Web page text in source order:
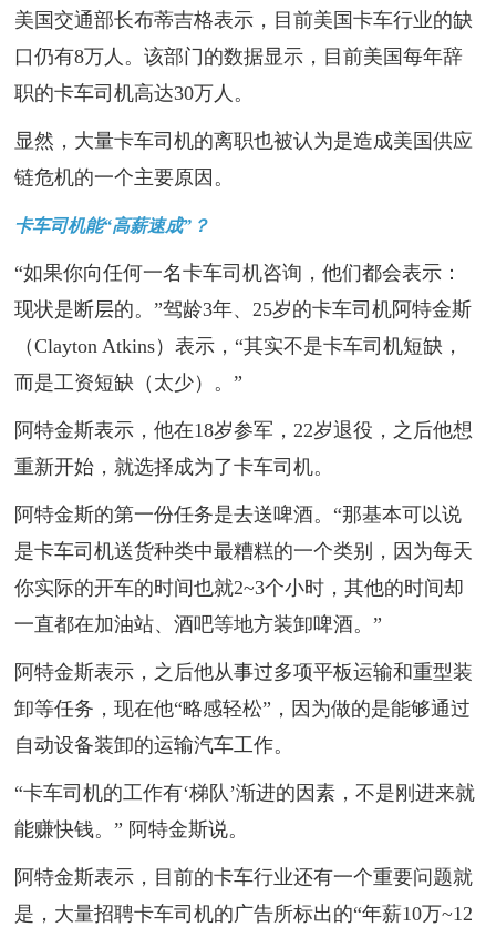
美国交通部长布蒂吉格表示，目前美国卡车行业的缺
口仍有8万人。该部门的数据显示，目前美国每年辞
职的卡车司机高达30万人。
显然，大量卡车司机的离职也被认为是造成美国供应
链危机的一个主要原因。
卡车司机能“高薪速成”？
“如果你向任何一名卡车司机咨询，他们都会表示：
现状是断层的。”驾龄3年、25岁的卡车司机阿特金斯
（Clayton Atkins）表示，“其实不是卡车司机短缺，
而是工资短缺（太少）。”
阿特金斯表示，他在18岁参军，22岁退役，之后他想
重新开始，就选择成为了卡车司机。
阿特金斯的第一份任务是去送啤酒。“那基本可以说
是卡车司机送货种类中最糟糕的一个类别，因为每天
你实际的开车的时间也就2~3个小时，其他的时间却
一直都在加油站、酒吧等地方装卸啤酒。”
阿特金斯表示，之后他从事过多项平板运输和重型装
卸等任务，现在他“略感轻松”，因为做的是能够通过
自动设备装卸的运输汽车工作。
“卡车司机的工作有‘梯队’渐进的因素，不是刚进来就
能赚快钱。” 阿特金斯说。
阿特金斯表示，目前的卡车行业还有一个重要问题就
是，大量招聘卡车司机的广告所标出的“年薪10万~12